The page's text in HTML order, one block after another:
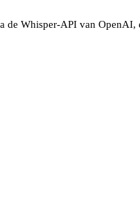
de Whisper-API van